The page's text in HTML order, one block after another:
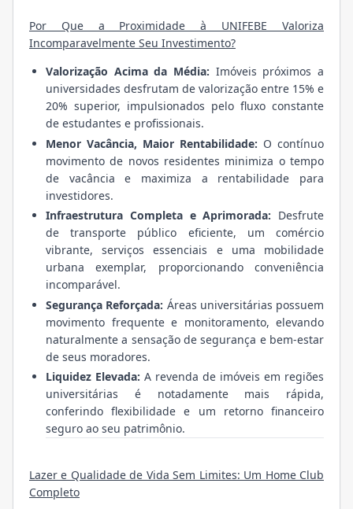
Por Que a Proximidade à UNIFEBE Valoriza
Incomparavelmente Seu Investimento?
Valorização Acima da Média: Imóveis próximos a
universidades desfrutam de valorização entre 15% e
20% superior, impulsionados pelo fluxo constante
de estudantes e profissionais.
Menor Vacância, Maior Rentabilidade: O contínuo
movimento de novos residentes minimiza o tempo
de vacância e maximiza a rentabilidade para
investidores.
Infraestrutura Completa e Aprimorada: Desfrute
de transporte público eficiente, um comércio
vibrante, serviços essenciais e uma mobilidade
urbana exemplar, proporcionando conveniência
incomparável.
Segurança Reforçada: Áreas universitárias possuem
movimento frequente e monitoramento, elevando
naturalmente a sensação de segurança e bem-estar
de seus moradores.
Liquidez Elevada: A revenda de imóveis em regiões
universitárias é notadamente mais rápida,
conferindo flexibilidade e um retorno financeiro
seguro ao seu patrimônio.
Lazer e Qualidade de Vida Sem Limites: Um Home Club
Completo